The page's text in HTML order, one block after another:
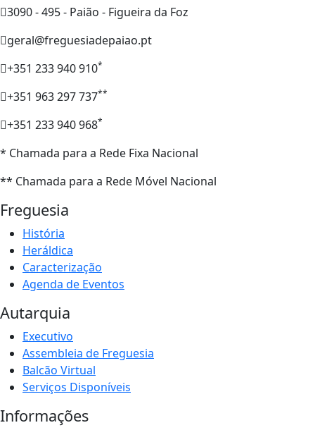
3090 - 495 - Paião - Figueira da Foz
geral@freguesiadepaiao.pt
+351 233 940 910*
+351 963 297 737**
+351 233 940 968*
* Chamada para a Rede Fixa Nacional
** Chamada para a Rede Móvel Nacional
Freguesia
História
Heráldica
Caracterização
Agenda de Eventos
Autarquia
Executivo
Assembleia de Freguesia
Balcão Virtual
Serviços Disponíveis
Informações